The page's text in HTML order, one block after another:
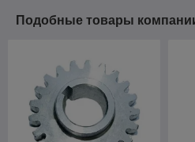
Подобные товары